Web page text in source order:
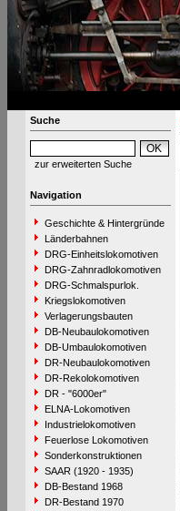
Suche
zur erweiterten Suche
Navigation
Geschichte & Hintergründe
Länderbahnen
DRG-Einheitslokomotiven
DRG-Zahnradlokomotiven
DRG-Schmalspurlok.
Kriegslokomotiven
Verlagerungsbauten
DB-Neubaulokomotiven
DB-Umbaulokomotiven
DR-Neubaulokomotiven
DR-Rekolokomotiven
DR - "6000er"
ELNA-Lokomotiven
Industrielokomotiven
Feuerlose Lokomotiven
Sonderkonstruktionen
SAAR (1920 - 1935)
DB-Bestand 1968
DR-Bestand 1970